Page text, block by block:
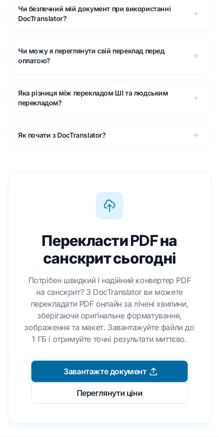
Чи безпечний мій документ при використанні
DocTranslator?
Чи можу я переглянути свій переклад перед
оплатою?
Яка різниця між перекладом ШІ та людським
перекладом?
Як почати з DocTranslator?
Перекласти PDF на
санскрит сьогодні
Потрібен швидкий і надійний конвертер PDF
на санскрит? З DocTranslator ви можете
перекладати PDF онлайн за лічені хвилини,
зберігаючи оригінальне форматування,
зображення та макет. Завантажуйте файли до
1 ГБ і отримуйте точні результати миттєво.
Завантажте документ
Переглянути ціни